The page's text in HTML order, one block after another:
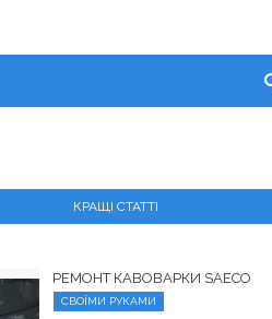
КРАЩІ СТАТТІ
РЕМОНТ КАВОВАРКИ SAECO
СВОЇМИ РУКАМИ